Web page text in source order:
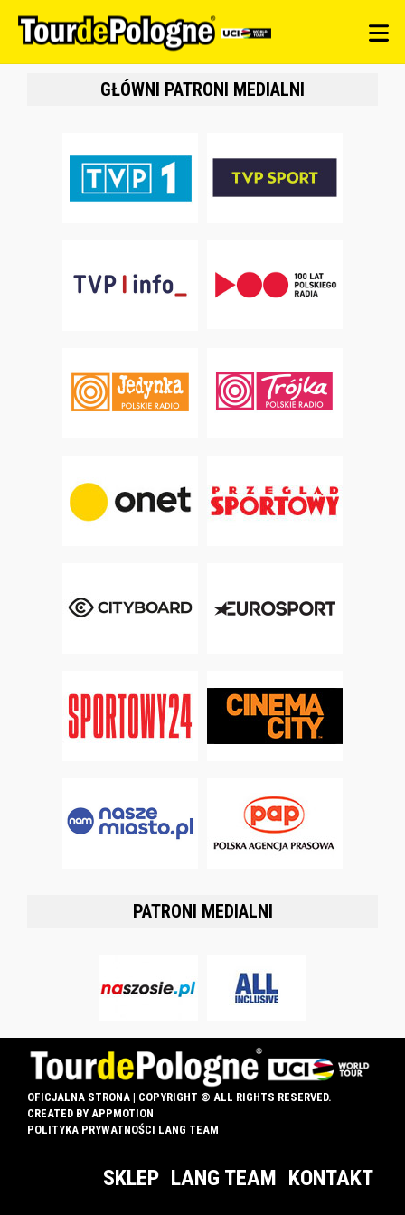
GŁÓWNI PATRONI MEDIALNI
PATRONI MEDIALNI
OFICJALNA STRONA | COPYRIGHT © ALL RIGHTS RESERVED.
CREATED BY APPMOTION
POLITYKA PRYWATNOŚCI LANG TEAM
SKLEP LANG TEAM KONTAKT